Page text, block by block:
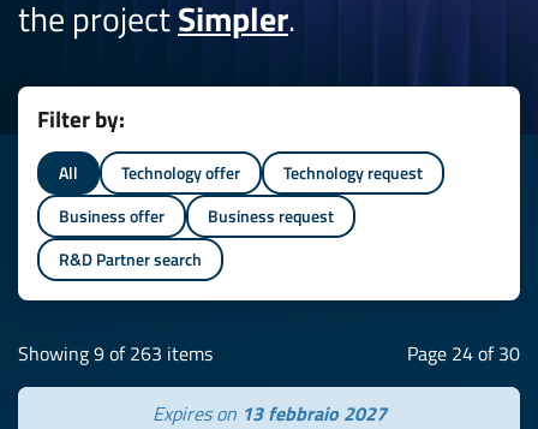
the projectSimpler.
Filter by:
All Technology offer
Technology request
Business offer
Business request
R&D Partner search
Showing 9 of 263 items Page 24 of 30
Expires on 13 febbraio 2027